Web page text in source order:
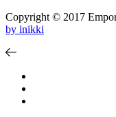
Copyright © 2017
by inikki